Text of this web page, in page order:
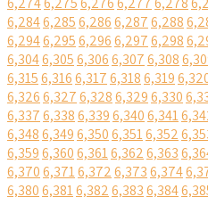
6,2846,2856,2866,2876,288
6,2946,2956,2966,2976,298
6,3046,3056,3066,3076,308
6,3156,3166,3176,3186,319
6,3266,3276,3286,3296,330
6,3376,3386,3396,3406,341
6,3486,3496,3506,3516,352
6,3596,3606,3616,3626,363
6,3706,3716,3726,3736,374
6,3806,3816,3826,3836,384